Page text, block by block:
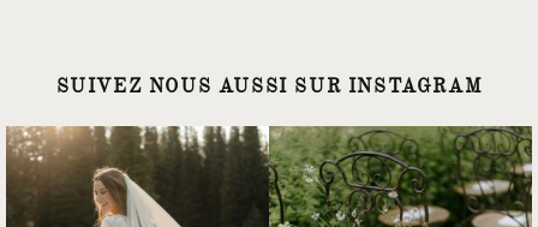
SUIVEZ NOUS AUSSI SUR INSTAGRAM